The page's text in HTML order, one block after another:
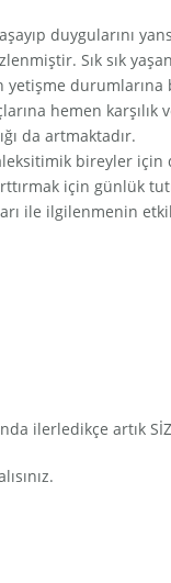
duygularını
Sık sık
durumlarına
hemen karşılık
da artmaktadır.
bireyler
için günlük
ile ilgilenmenin
ilerledikçe artık SİZ